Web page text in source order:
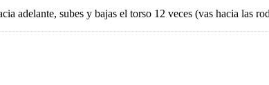
adelante, subes y bajas el torso 12 veces (vas hacia las